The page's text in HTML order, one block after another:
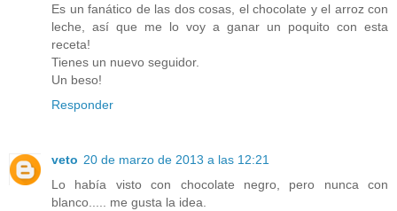
Es un fanático de las dos cosas, el chocolate y el arroz con
leche, así que me lo voy a ganar un poquito con esta
receta!
Tienes un nuevo seguidor.
Un beso!
Responder
veto 20 de marzo de 2013 a las 12:21
Lo había visto con chocolate negro, pero nunca con
blanco..... me gusta la idea.